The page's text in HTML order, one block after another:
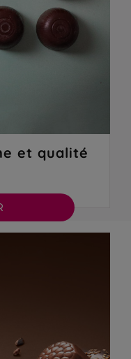
et qualité